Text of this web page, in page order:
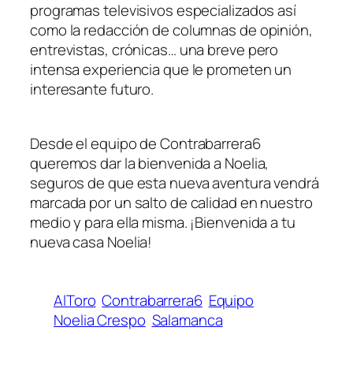
programas televisivos especializados así
como la redacción de columnas de opinión,
entrevistas, crónicas… una breve pero
intensa experiencia que le prometen un
interesante futuro.
Desde el equipo de Contrabarrera6
queremos dar la bienvenida a Noelia,
seguros de que esta nueva aventura vendrá
marcada por un salto de calidad en nuestro
medio y para ella misma. ¡Bienvenida a tu
nueva casa Noelia!
AlToro Contrabarrera6 Equipo
Noelia Crespo Salamanca